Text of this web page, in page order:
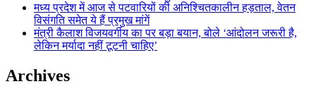
मध्य प्रदेश में आज से पटवारियों की अनिश्चितकालीन हड़ताल, वेतन
विसंगति समेत ये हैं प्रमुख मांगें
मंत्री कैलाश विजयवर्गीय का पर बड़ा बयान, बोले ‘आंदोलन जरूरी है,
लेकिन मर्यादा नहीं टूटनी चाहिए’
Archives